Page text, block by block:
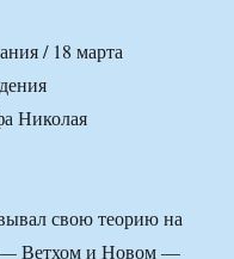
свою теорию на
— Ветхом и Новом —